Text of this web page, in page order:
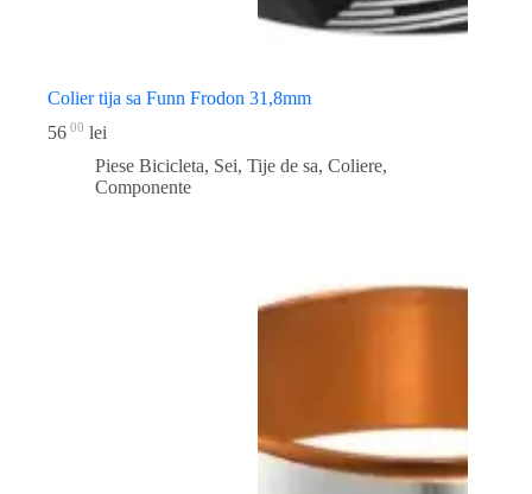
Colier tija sa Funn Frodon 31,8mm
56 00 lei
Piese Bicicleta, Sei, Tije de sa, Coliere,
Componente